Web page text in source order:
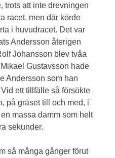
trots att inte drevningen
racet, men där körde
i huvudracet. Det var
Andersson återigen
Johansson blev tvåa
Gustavsson hade
Andersson som han
ett tillfälle så försökte
på gräset till och med, i
massa damm som helt
sekunder.
så många gånger förut